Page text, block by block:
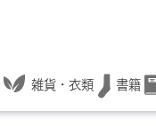
雑貨・衣類 書籍